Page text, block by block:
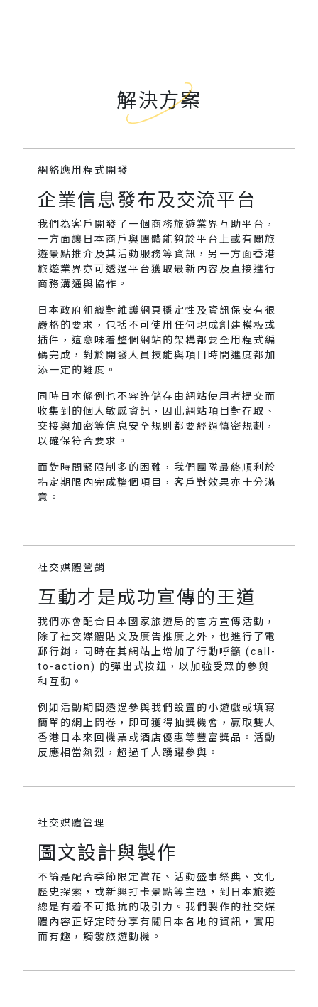
解決方案
網絡應用程式開發
企業信息發布及交流平台
我們為客戶開發了一個商務旅遊業界互助平台，
一方面讓日本商戶與團體能夠於平台上載有關旅
遊景點推介及其活動服務等資訊，另一方面香港
旅遊業界亦可透過平台獲取最新內容及直接進行
商務溝通與協作。
日本政府組織對維護網頁穩定性及資訊保安有很
嚴格的要求，包括不可使用任何現成創建模板或
插件，這意味着整個網站的架構都要全用程式編
碼完成，對於開發人員技能與項目時間進度都加
添一定的難度。
同時日本條例也不容許儲存由網站使用者提交而
收集到的個人敏感資訊，因此網站項目對存取、
交接與加密等信息安全規則都要經過慎密規劃，
以確保符合要求。
面對時間緊限制多的困難，我們團隊最終順利於
指定期限內完成整個項目，客戶對效果亦十分滿
意。
社交媒體營銷
互動才是成功宣傳的王道
我們亦會配合日本國家旅遊局的官方宣傳活動，
除了社交媒體貼文及廣告推廣之外，也進行了電
郵行銷，同時在其網站上增加了行動呼籲 (call-
to-action) 的彈出式按鈕，以加強受眾的參與
和互動。
例如活動期間透過參與我們設置的小遊戲或填寫
簡單的網上問卷，即可獲得抽獎機會，贏取雙人
香港日本來回機票或酒店優惠等豐富獎品。活動
反應相當熱烈，超過千人踴躍參與。
社交媒體管理
圖文設計與製作
不論是配合季節限定賞花、活動盛事祭典、文化
歷史探索，或新興打卡景點等主題，到日本旅遊
總是有着不可抵抗的吸引力。我們製作的社交媒
體內容正好定時分享有關日本各地的資訊，實用
而有趣，觸發旅遊動機。